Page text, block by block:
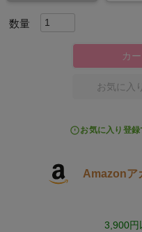
カ
お気に入
お気に入り登
Amazonア
3,900円